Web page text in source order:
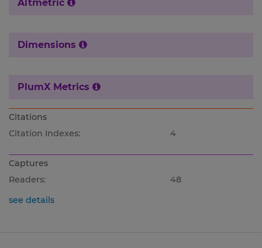
Altmetric
Dimensions
PlumX Metrics
Citations
Citation Indexes:
4
Captures
Readers:
48
see details